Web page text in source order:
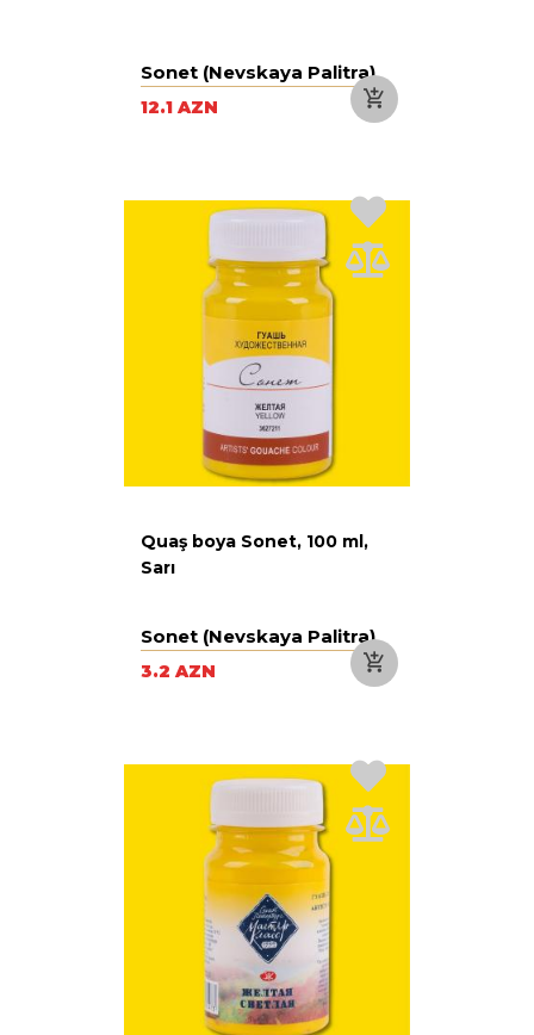
Sonet (Nevskaya Palitra)
12.1 AZN
Quaş boya Sonet, 100 ml,
Sarı
Sonet (Nevskaya Palitra)
3.2 AZN